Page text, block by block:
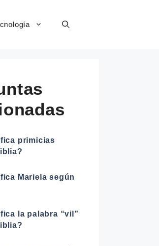
primicias
Mariela según
la palabra “vil”